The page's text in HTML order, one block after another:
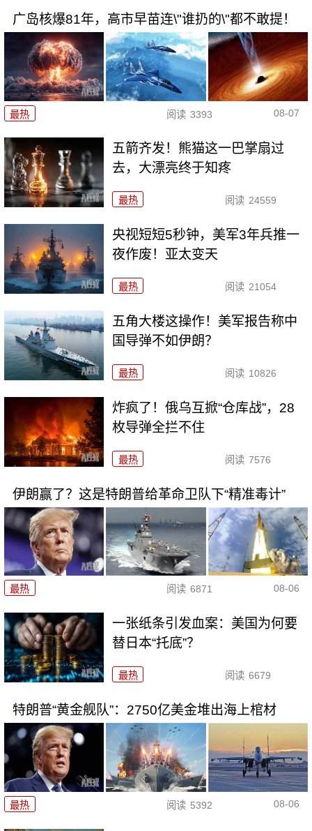
广岛核爆81年，高市早苗连\"谁扔的\"都不敢提！
最热 阅读 3393 08-07
五箭齐发！熊猫这一巴掌扇过
去，大漂亮终于知疼
最热 阅读 24559
央视短短5秒钟，美军3年兵推一
夜作废！亚太变天
最热 阅读 21054
五角大楼这操作！美军报告称中
国导弹不如伊朗？
最热 阅读 10826
炸疯了！俄乌互掀“仓库战”，28
枚导弹全拦不住
最热 阅读 7576
伊朗赢了？这是特朗普给革命卫队下“精准毒计”
最热 阅读 6871 08-06
一张纸条引发血案：美国为何要
替日本“托底”？
最热 阅读 6679
特朗普“黄金舰队”：2750亿美金堆出海上棺材
最热 阅读 5392 08-06